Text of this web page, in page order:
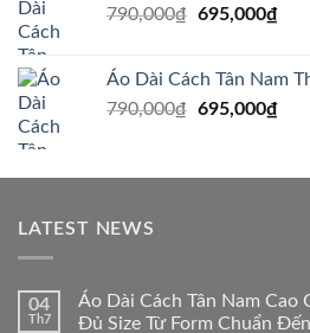
895,000₫.là:
790,000₫ Giá
790,000₫.
695,000₫Giá
là:
Áo Dài Cách Tân Nam
790,000₫ Giá
790,000₫.
695,000₫Giá
là:
LATEST NEWS
04
Th7
Áo Dài Cách Tân Nam Cao
Đủ Size Từ Form Chuẩn